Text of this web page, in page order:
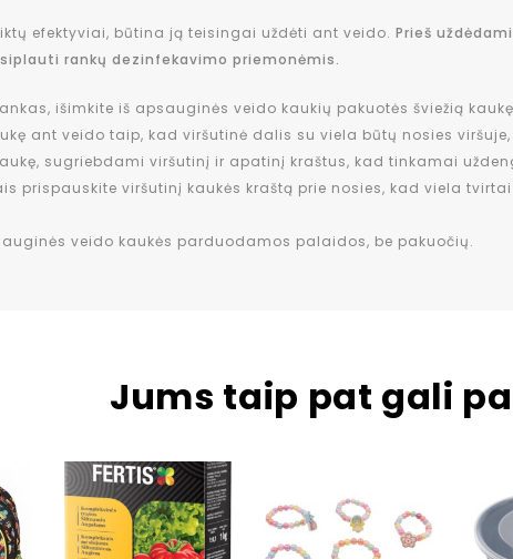
efektyviai, būtina ją teisingai uždėti ant veido. Prieš
rankų dezinfekavimo priemonėmis.
išimkite iš apsauginės veido kaukių pakuotės šviežią
ant veido taip, kad viršutinė dalis su viela būtų nosies
sugriebdami viršutinį ir apatinį kraštus, kad tinkamai
prispauskite viršutinį kaukės kraštą prie nosies, kad viela
veido kaukės parduodamos palaidos, be pakuočių.
Jums taip pat gali